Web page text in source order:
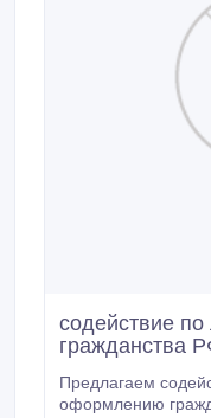
содействие
гражданства
Предлагаем
оформлению